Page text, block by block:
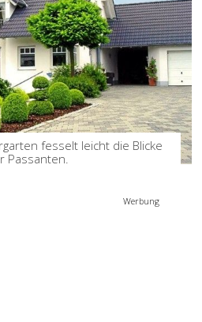
fesselt leicht die Blicke
Passanten.
Werbung